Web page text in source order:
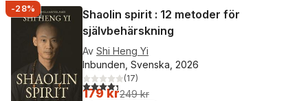
-28%
Shaolin spirit : 12 metoder för
självbehärskning
Av Shi Heng Yi
Inbunden, Svenska, 2026
4,3utav 5 stjärnor. Totalt antal röster:
(17)
179 kr249 kr